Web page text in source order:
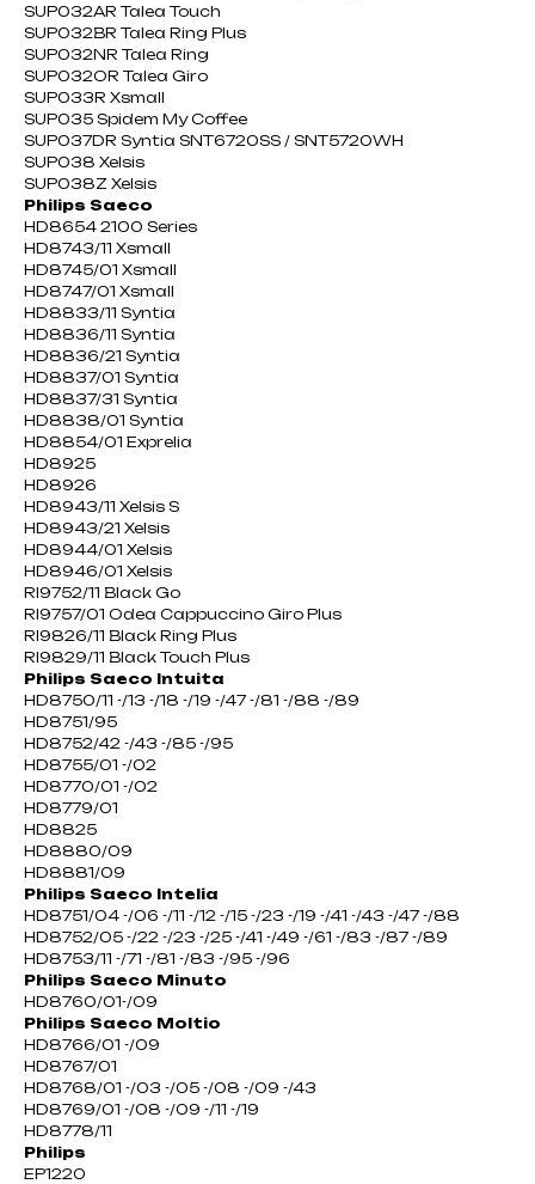
SUP032AR Talea Touch
SUP032BR Talea Ring Plus
SUP032NR Talea Ring
SUP032OR Talea Giro
SUP033R Xsmall
SUP035 Spidem My Coffee
SUP037DR Syntia SNT6720SS / SNT5720WH
SUP038 Xelsis
SUP038Z Xelsis
Philips Saeco
HD8654 2100 Series
HD8743/11 Xsmall
HD8745/01 Xsmall
HD8747/01 Xsmall
HD8833/11 Syntia
HD8836/11 Syntia
HD8836/21 Syntia
HD8837/01 Syntia
HD8837/31 Syntia
HD8838/01 Syntia
HD8854/01 Exprelia
HD8925
HD8926
HD8943/11 Xelsis S
HD8943/21 Xelsis
HD8944/01 Xelsis
HD8946/01 Xelsis
RI9752/11 Black Go
RI9757/01 Odea Cappuccino Giro Plus
RI9826/11 Black Ring Plus
RI9829/11 Black Touch Plus
Philips Saeco Intuita
HD8750/11 -/13 -/18 -/19 -/47 -/81 -/88 -/89
HD8751/95
HD8752/42 -/43 -/85 -/95
HD8755/01 -/02
HD8770/01 -/02
HD8779/01
HD8825
HD8880/09
HD8881/09
Philips Saeco Intelia
HD8751/04 -/06 -/11 -/12 -/15 -/23 -/19 -/41 -/43 -/47 -/88
HD8752/05 -/22 -/23 -/25 -/41 -/49 -/61 -/83 -/87 -/89
HD8753/11 -/71 -/81 -/83 -/95 -/96
Philips Saeco Minuto
HD8760/01-/09
Philips Saeco Moltio
HD8766/01 -/09
HD8767/01
HD8768/01 -/03 -/05 -/08 -/09 -/43
HD8769/01 -/08 -/09 -/11 -/19
HD8778/11
Philips
EP1220